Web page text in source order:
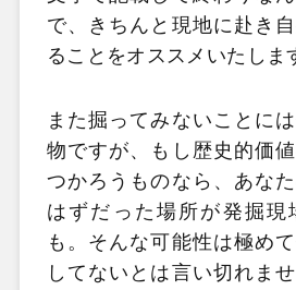
で、きちんと現地に赴き
ることをオススメいたしま
また掘ってみないことに
物ですが、もし歴史的価
つかろうものなら、あな
はずだった場所が発掘現
も。そんな可能性は極め
してないとは言い切れま